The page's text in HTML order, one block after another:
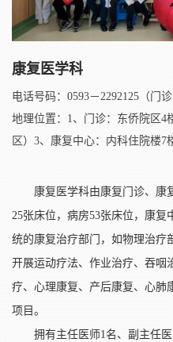
康复医学科
电话号码：0593－2292125（门
地理位置：1、门诊：东侨院区4
区）3、康复中心：内科住院楼7
康复医学科由康复门诊、康
25张床位，病房53张床位，康复
统的康复治疗部门，如物理治疗
开展运动疗法、作业治疗、吞咽
疗、心理康复、产后康复、心肺
项目。
拥有主任医师1名、副主任